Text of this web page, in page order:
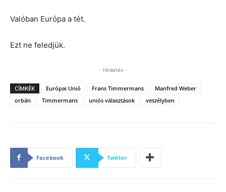
Valóban Európa a tét.
Ezt ne feledjük.
- Hirdetés -
CÍMKÉK Európai Unió Frans Timmermans
Manfred Weber
orbán
Timmermans uniós választások veszélyben
Facebook Twitter